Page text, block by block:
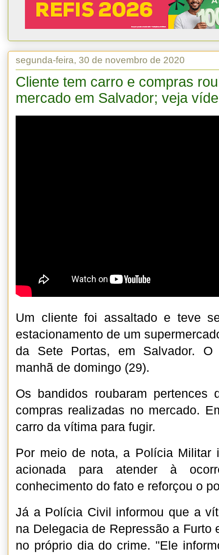
segunda-feira, 30 de novembro de 2020
Cliente tem carro e compras
mercado em Salvador; veja
Um cliente foi assaltado e teve
estacionamento de um
da Sete Portas, em Salvador. O
manhã de domingo (29).
Os bandidos roubaram pertences
compras realizadas no mercado.
carro da vítima para fugir.
Por meio de nota, a Polícia Militar
acionada para atender à
conhecimento do fato e reforçou o
Já a Polícia Civil informou que a
na Delegacia de Repressão a Furto
no próprio dia do crime. "Ele